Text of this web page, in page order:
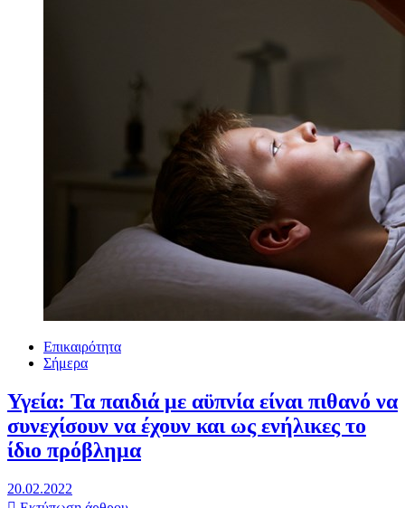
Επικαιρότητα
Σήμερα
Υγεία: Τα παιδιά με αϋπνία είναι πιθανό να
συνεχίσουν να έχουν και ως ενήλικες το
ίδιο πρόβλημα
20.02.2022